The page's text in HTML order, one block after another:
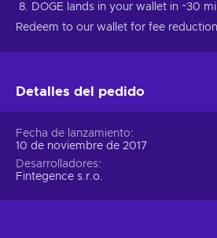
DOGE lands in your wallet in ~30
Redeem to our wallet for fee
Detalles del pedido
Fecha de lanzamiento
10 de noviembre de 2017
Desarrolladores
Fintegence s.r.o.